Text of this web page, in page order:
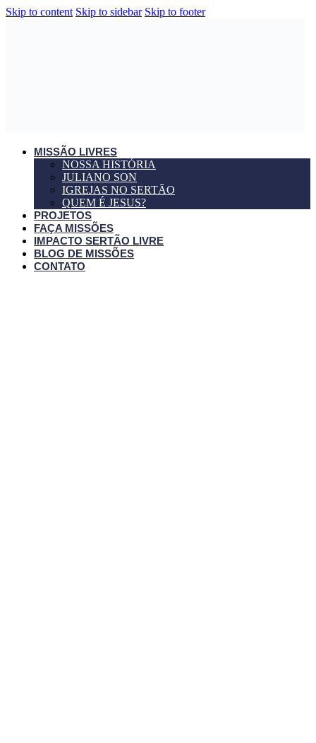
Skip to content Skip to sidebar Skip to footer
MISSÃO LIVRES
NOSSA HISTÓRIA
JULIANO SON
IGREJAS NO SERTÃO
QUEM É JESUS?
PROJETOS
FAÇA MISSÕES
IMPACTO SERTÃO LIVRE
BLOG DE MISSÕES
CONTATO